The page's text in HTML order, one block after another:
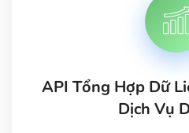
API Tổng Hợp Dữ
Dịch Vụ